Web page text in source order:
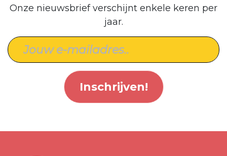
Onze nieuwsbrief verschijnt enkele keren per
jaar.
Inschrijven!